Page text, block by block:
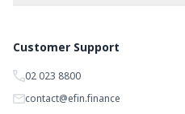
Customer Support
02 023 8800
contact@efin.finance